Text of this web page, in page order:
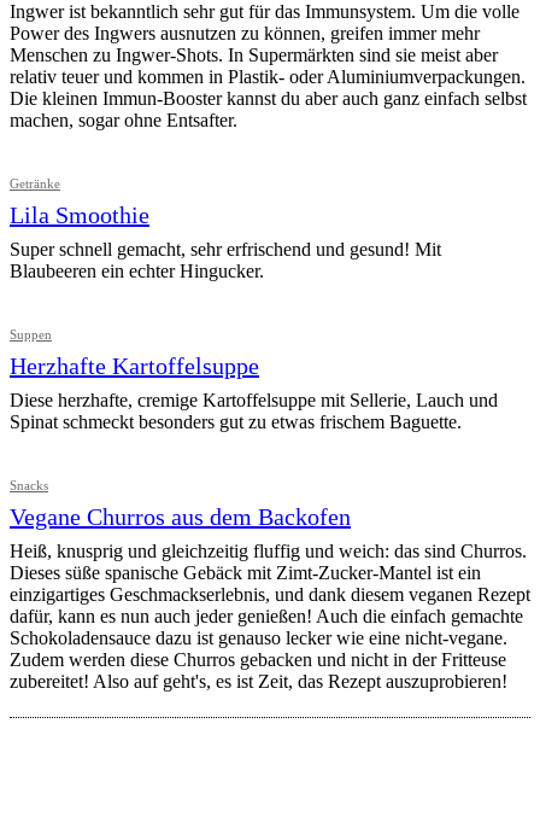
Ingwer ist bekanntlich sehr gut für das Immunsystem. Um die volle
Power des Ingwers ausnutzen zu können, greifen immer mehr
Menschen zu Ingwer-Shots. In Supermärkten sind sie meist aber
relativ teuer und kommen in Plastik- oder Aluminiumverpackungen.
Die kleinen Immun-Booster kannst du aber auch ganz einfach selbst
machen, sogar ohne Entsafter.
Getränke
Lila Smoothie
Super schnell gemacht, sehr erfrischend und gesund! Mit
Blaubeeren ein echter Hingucker.
Suppen
Herzhafte Kartoffelsuppe
Diese herzhafte, cremige Kartoffelsuppe mit Sellerie, Lauch und
Spinat schmeckt besonders gut zu etwas frischem Baguette.
Snacks
Vegane Churros aus dem Backofen
Heiß, knusprig und gleichzeitig fluffig und weich: das sind Churros.
Dieses süße spanische Gebäck mit Zimt-Zucker-Mantel ist ein
einzigartiges Geschmackserlebnis, und dank diesem veganen Rezept
dafür, kann es nun auch jeder genießen! Auch die einfach gemachte
Schokoladensauce dazu ist genauso lecker wie eine nicht-vegane.
Zudem werden diese Churros gebacken und nicht in der Fritteuse
zubereitet! Also auf geht's, es ist Zeit, das Rezept auszuprobieren!